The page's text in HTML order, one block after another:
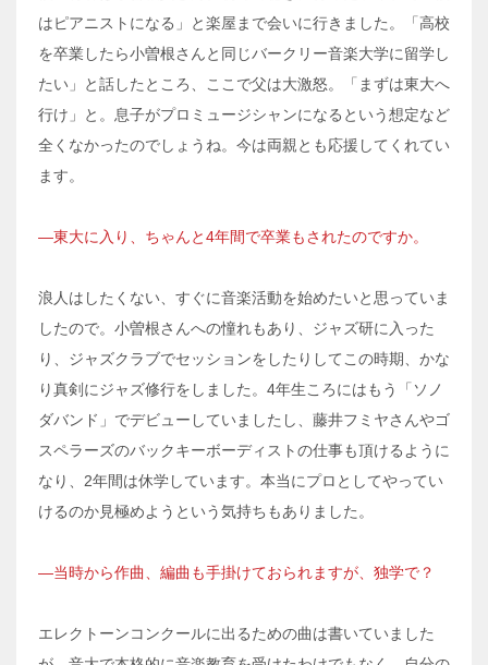
はピアニストになる」と楽屋まで会いに行きました。「高校
を卒業したら小曽根さんと同じバークリー音楽大学に留学し
たい」と話したところ、ここで父は大激怒。「まずは東大へ
行け」と。息子がプロミュージシャンになるという想定など
全くなかったのでしょうね。今は両親とも応援してくれてい
ます。
―東大に入り、ちゃんと4年間で卒業もされたのですか。
浪人はしたくない、すぐに音楽活動を始めたいと思っていま
したので。小曽根さんへの憧れもあり、ジャズ研に入った
り、ジャズクラブでセッションをしたりしてこの時期、かな
り真剣にジャズ修行をしました。4年生ころにはもう「ソノ
ダバンド」でデビューしていましたし、藤井フミヤさんやゴ
スペラーズのバックキーボーディストの仕事も頂けるように
なり、2年間は休学しています。本当にプロとしてやってい
けるのか見極めようという気持ちもありました。
―当時から作曲、編曲も手掛けておられますが、独学で？
エレクトーンコンクールに出るための曲は書いていました